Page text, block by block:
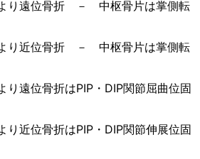
り遠位骨折 － 中枢骨片は掌側転
り近位骨折 － 中枢骨片は掌側転
り遠位骨折はPIP・DIP関節屈曲位固
り近位骨折はPIP・DIP関節伸展位固